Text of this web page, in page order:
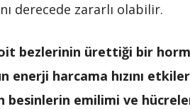
derecede zararlı olabilir.
bezlerinin ürettiği bir
enerji harcama hızını
besinlerin emilimi ve